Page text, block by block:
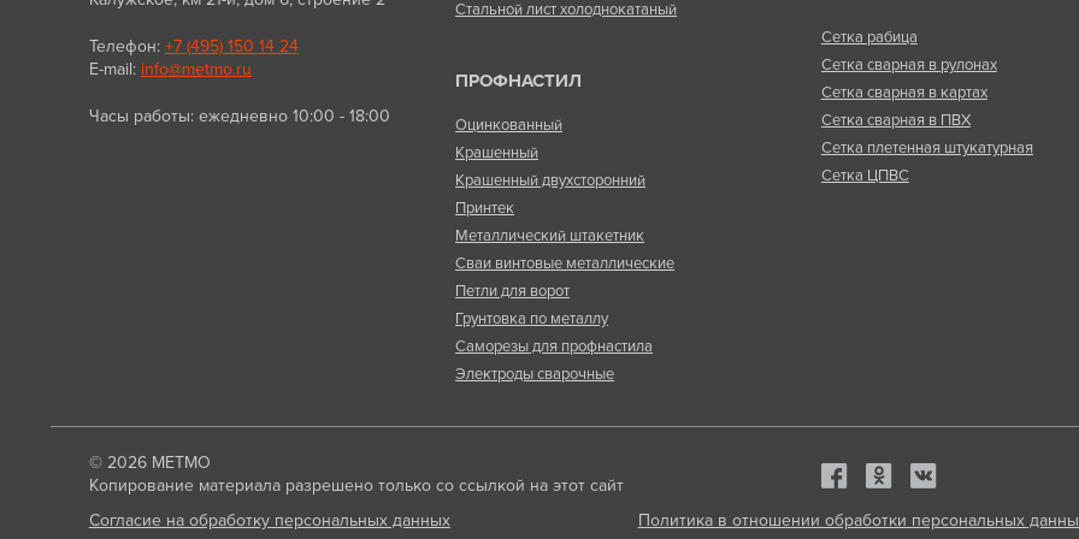
Телефон: +7 (495) 150 14 24
E-mail: info@metmo.ru
Часы работы: ежедневно 10:00 - 18:00
Стальной лист холоднокатаный
ПРОФНАСТИЛ
Оцинкованный
Крашенный
Крашенный двухсторонний
Принтек
Металлический штакетник
Сваи винтовые металлические
Петли для ворот
Грунтовка по металлу
Саморезы для профнастила
Электроды сварочные
Сетка рабица
Сетка сварная в рулонах
Сетка сварная в картах
Сетка сварная в ПВХ
Сетка плетенная штукатурная
Сетка ЦПВС
© 2026 МЕТМО
Копирование материала разрешено только со ссылкой на этот сайт
Согласие на обработку персональных данных
Политика в отношении обработки персональных